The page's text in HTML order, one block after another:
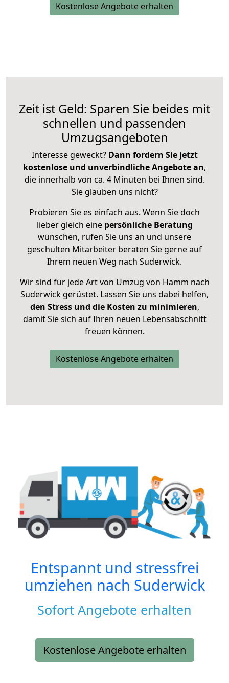
Kostenlose Angebote erhalten
Zeit ist Geld: Sparen Sie beides mit
schnellen und passenden
Umzugsangeboten
Interesse geweckt? Dann fordern Sie jetzt
kostenlose und unverbindliche Angebote an,
die innerhalb von ca. 4 Minuten bei Ihnen sind.
Sie glauben uns nicht?
Probieren Sie es einfach aus. Wenn Sie doch
lieber gleich eine persönliche Beratung
wünschen, rufen Sie uns an und unsere
geschulten Mitarbeiter beraten Sie gerne auf
Ihrem neuen Weg nach Suderwick.
Wir sind für jede Art von Umzug von Hamm nach
Suderwick gerüstet. Lassen Sie uns dabei helfen,
den Stress und die Kosten zu minimieren,
damit Sie sich auf Ihren neuen Lebensabschnitt
freuen können.
Kostenlose Angebote erhalten
Entspannt und stressfrei
umziehen nach Suderwick
Sofort Angebote erhalten
Kostenlose Angebote erhalten